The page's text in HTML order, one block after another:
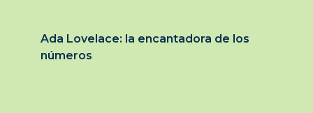
Ada Lovelace: la encantadora de los
números